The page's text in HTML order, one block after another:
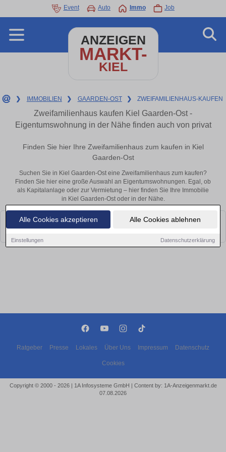
Alle Cookies akzeptieren Alle Cookies ablehnen
Einstellungen Datenschutzerklärung
Event Auto Immo Job
ANZEIGEN
MARKT-
KIEL
❯ IMMOBILIEN ❯ GAARDEN-OST ❯ ZWEIFAMILIENHAUS-KAUFEN
Zweifamilienhaus kaufen Kiel Gaarden-Ost -
Eigentumswohnung in der Nähe finden auch von privat
Finden Sie hier Ihre Zweifamilienhaus zum kaufen in Kiel
Gaarden-Ost
Suchen Sie in Kiel Gaarden-Ost eine Zweifamilienhaus zum kaufen?
Finden Sie hier eine große Auswahl an Eigentumswohnungen. Egal, ob
als Kapitalanlage oder zur Vermietung – hier finden Sie Ihre Immobilie
in Kiel Gaarden-Ost oder in der Nähe.
Leider konnten wir derzeit keine passenden Objekte finden. Schauen Sie
bald wieder vorbei!
Ratgeber Presse Lokales Über Uns Impressum Datenschutz
Cookies
Copyright © 2000 - 2026 | 1A Infosysteme GmbH | Content by: 1A-Anzeigenmarkt.de
07.08.2026